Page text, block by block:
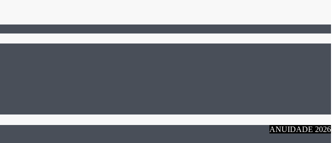
ANUIDADE 2026